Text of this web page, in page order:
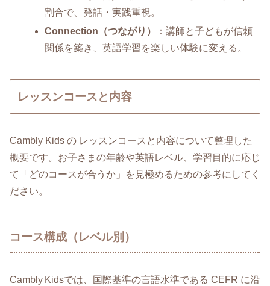
割合で、発話・実践重視。
Connection（つながり）
：講師と子どもが信頼
関係を築き、英語学習を楽しい体験に変える。
レッスンコースと内容
Cambly Kids の レッスンコースと内容について整理した
概要です。お子さまの年齢や英語レベル、学習目的に応じ
て「どのコースが合うか」を見極めるための参考にしてく
ださい。
コース構成（レベル別）
Cambly Kidsでは、国際基準の言語水準である CEFR に沿